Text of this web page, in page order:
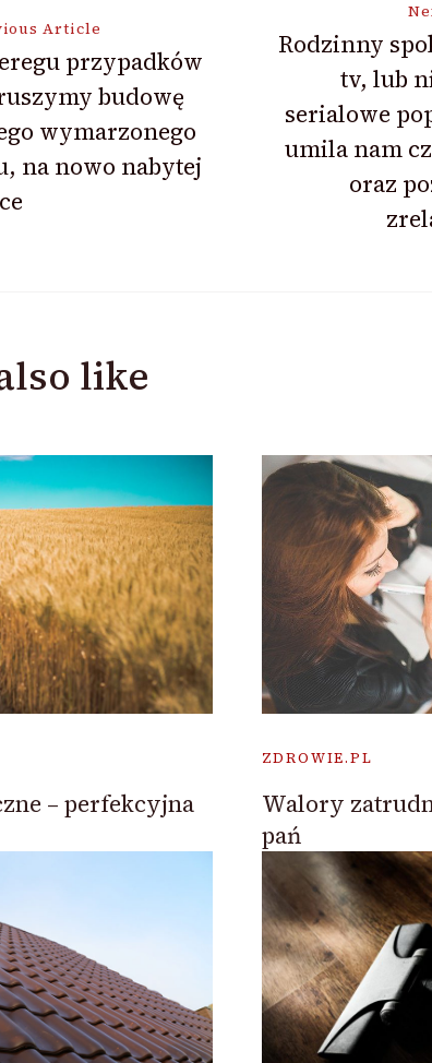
Article
przypadków
budowę
wymarzonego
na nowo nabytej
Rodzinny
tv, lub
serialowe
umila nam
oraz
like
– perfekcyjna
ZDROWIE.PL
Walory
pań